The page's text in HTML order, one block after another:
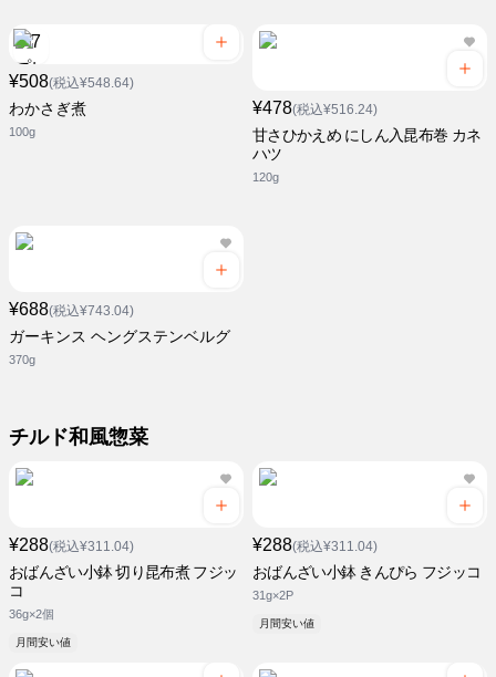
¥508(税込¥548.64)
わかさぎ煮
100g
¥478(税込¥516.24)
甘さひかえめ にしん入昆布巻 カネ
ハツ
120g
¥688(税込¥743.04)
ガーキンス ヘングステンベルグ
370g
チルド和風惣菜
¥288(税込¥311.04)
おばんざい小鉢 切り昆布煮 フジッ
コ
36g×2個
月間安い値
¥288(税込¥311.04)
おばんざい小鉢 きんぴら フジッコ
31g×2P
月間安い値